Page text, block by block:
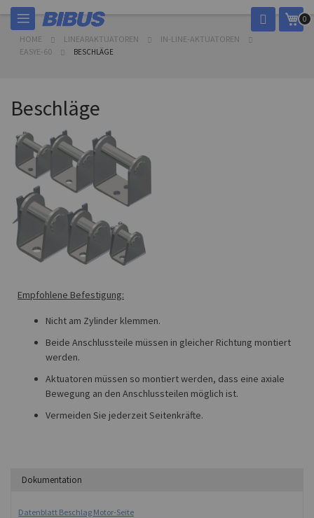
Skip
to
Content
My
0
HOME LINEARAKTUATOREN
IN-LINE-AKTUATOREN
EASYE-60
BESCHLÄGE
Beschläge
Empfohlene Befestigung:
Nicht am Zylinder klemmen.
Beide Anschlussteile müssen in gleicher Richtung montiert
werden.
Aktuatoren müssen so montiert werden, dass eine axiale
Bewegung an den Anschlussteilen möglich ist.
Vermeiden Sie jederzeit Seitenkräfte.
Dokumentation
Datenblatt Beschlag Motor-Seite